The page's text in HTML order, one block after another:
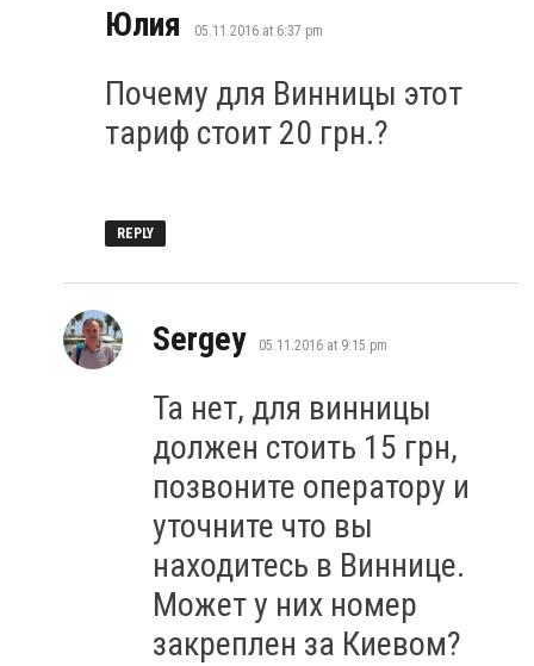
Юлия says:
05.11.2016 at 6:37 pm
Почему для Винницы этот
тариф стоит 20 грн.?
REPLY
Sergey says:
05.11.2016 at 9:15 pm
Та нет, для винницы
должен стоить 15 грн,
позвоните оператору и
уточните что вы
находитесь в Виннице.
Может у них номер
закреплен за Киевом?